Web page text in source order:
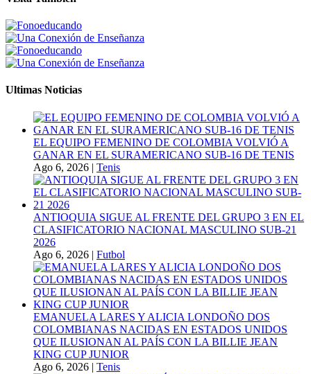
Ultimas Noticias
EL EQUIPO FEMENINO DE COLOMBIA VOLVIÓ A
GANAR EN EL SURAMERICANO SUB-16 DE TENIS
Ago 6, 2026 | Tenis
ANTIOQUIA SIGUE AL FRENTE DEL GRUPO 3 EN EL
CLASIFICATORIO NACIONAL MASCULINO SUB-21
2026
Ago 6, 2026 | Futbol
EMANUELA LARES Y ALICIA LONDOÑO DOS
COLOMBIANAS NACIDAS EN ESTADOS UNIDOS
QUE ILUSIONAN AL PAÍS CON LA BILLIE JEAN
KING CUP JUNIOR
Ago 6, 2026 | Tenis